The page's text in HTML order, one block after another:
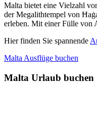
Malta bietet eine Vielzahl
der Megalithtempel von
erleben. Mit einer Fülle von
Hier finden Sie spannende
Malta Ausflüge buchen
Malta Urlaub buchen